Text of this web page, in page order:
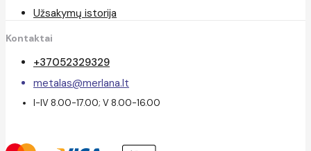
Užsakymų istorija
Kontaktai
+37052329329
metalas@merlana.lt
I-IV 8.00-17.00; V 8.00-16.00